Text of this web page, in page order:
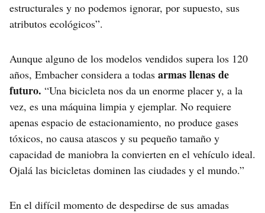
estructurales y no podemos ignorar, por supuesto, sus
atributos ecológicos”.
Aunque alguno de los modelos vendidos supera los 120
años, Embacher considera a todas armas llenas de
futuro. “Una bicicleta nos da un enorme placer y, a la
vez, es una máquina limpia y ejemplar. No requiere
apenas espacio de estacionamiento, no produce gases
tóxicos, no causa atascos y su pequeño tamaño y
capacidad de maniobra la convierten en el vehículo ideal.
Ojalá las bicicletas dominen las ciudades y el mundo.”
En el difícil momento de despedirse de sus amadas